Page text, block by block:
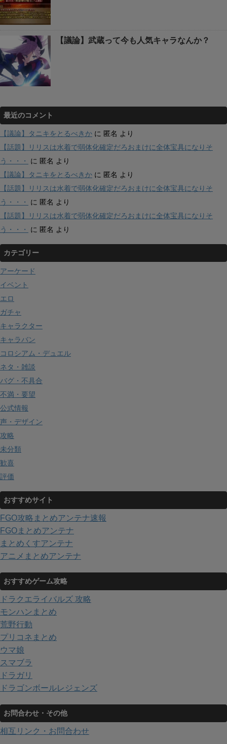
【議論】武蔵って今も人気キャラなんか？
最近のコメント
【議論】タニキをとるべきか に 匿名 より
【話題】リリスは水着で弱体化確定だろおまけに全体宝具になりそ
う・・・
に 匿名 より
【議論】タニキをとるべきか に 匿名 より
【話題】リリスは水着で弱体化確定だろおまけに全体宝具になりそ
う・・・
に 匿名 より
【話題】リリスは水着で弱体化確定だろおまけに全体宝具になりそ
う・・・
に 匿名 より
カテゴリー
アーケード
イベント
エロ
ガチャ
キャラクター
キャラバン
コロシアム・デュエル
ネタ・雑談
バグ・不具合
不満・要望
公式情報
声・デザイン
攻略
未分類
歓喜
評価
おすすめサイト
FGO攻略まとめアンテナ速報
FGOまとめアンテナ
まとめくすアンテナ
アニメまとめアンテナ
おすすめゲーム攻略
ドラクエライバルズ 攻略
モンハンまとめ
荒野行動
プリコネまとめ
ウマ娘
スマブラ
ドラガリ
ドラゴンボールレジェンズ
お問合わせ・その他
相互リンク・お問合わせ